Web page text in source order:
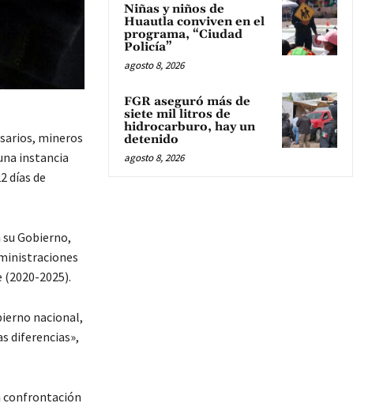
mineros
instancia
días de
Gobierno,
2025).
nacional,
diferencias»,
confrontación
Niñas y niños de
Huautla conviven en el
programa, “Ciudad
Policía”
agosto 8, 2026
FGR aseguró más de
siete mil litros de
hidrocarburo, hay un
detenido
agosto 8, 2026